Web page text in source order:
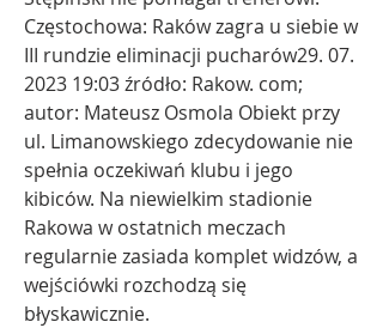
Częstochowa: Raków zagra u siebie w
III rundzie eliminacji pucharów29. 07.
2023 19:03 źródło: Rakow. com;
autor: Mateusz Osmola Obiekt przy
ul. Limanowskiego zdecydowanie nie
spełnia oczekiwań klubu i jego
kibiców. Na niewielkim stadionie
Rakowa w ostatnich meczach
regularnie zasiada komplet widzów, a
wejściówki rozchodzą się
błyskawicznie.